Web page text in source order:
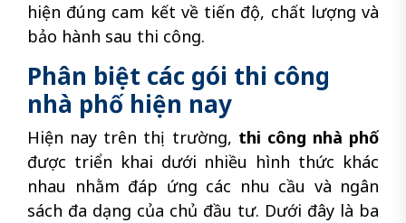
hiện đúng cam kết về tiến độ, chất lượng và
bảo hành sau thi công.
Phân biệt các gói thi công
nhà phố hiện nay
Hiện nay trên thị trường, thi công nhà phố
được triển khai dưới nhiều hình thức khác
nhau nhằm đáp ứng các nhu cầu và ngân
sách đa dạng của chủ đầu tư. Dưới đây là ba